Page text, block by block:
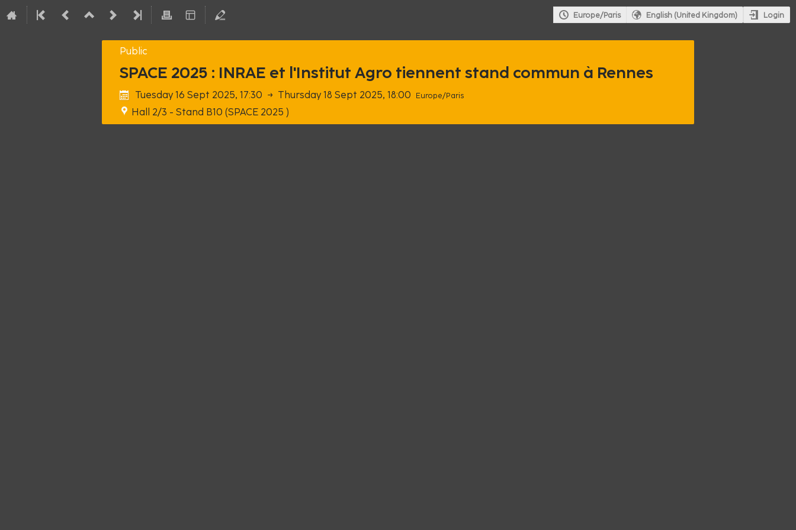
Europe/Paris English (United Kingdom) Login
Public
SPACE 2025 : INRAE et l'Institut Agro tiennent stand commun à Rennes
Tuesday 16 Sept 2025, 17:30 → Thursday 18 Sept 2025, 18:00 Europe/Paris
Hall 2/3 - Stand B10 (SPACE 2025 )